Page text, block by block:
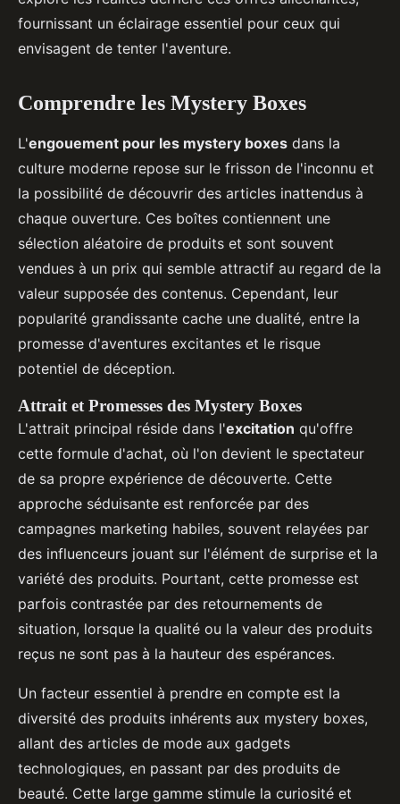
fournissant un éclairage essentiel pour ceux qui
envisagent de tenter l'aventure.
Comprendre les Mystery Boxes
L'engouement pour les mystery boxes dans la
culture moderne repose sur le frisson de l'inconnu et
la possibilité de découvrir des articles inattendus à
chaque ouverture. Ces boîtes contiennent une
sélection aléatoire de produits et sont souvent
vendues à un prix qui semble attractif au regard de la
valeur supposée des contenus. Cependant, leur
popularité grandissante cache une dualité, entre la
promesse d'aventures excitantes et le risque
potentiel de déception.
Attrait et Promesses des Mystery Boxes
L'attrait principal réside dans l'excitation qu'offre
cette formule d'achat, où l'on devient le spectateur
de sa propre expérience de découverte. Cette
approche séduisante est renforcée par des
campagnes marketing habiles, souvent relayées par
des influenceurs jouant sur l'élément de surprise et la
variété des produits. Pourtant, cette promesse est
parfois contrastée par des retournements de
situation, lorsque la qualité ou la valeur des produits
reçus ne sont pas à la hauteur des espérances.
Un facteur essentiel à prendre en compte est la
diversité des produits inhérents aux mystery boxes,
allant des articles de mode aux gadgets
technologiques, en passant par des produits de
beauté. Cette large gamme stimule la curiosité et